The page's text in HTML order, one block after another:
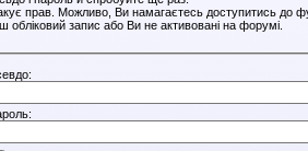
прав. Можливо, Ви намагаєтесь доступитись до
запис або Ви не активовані на форумі.